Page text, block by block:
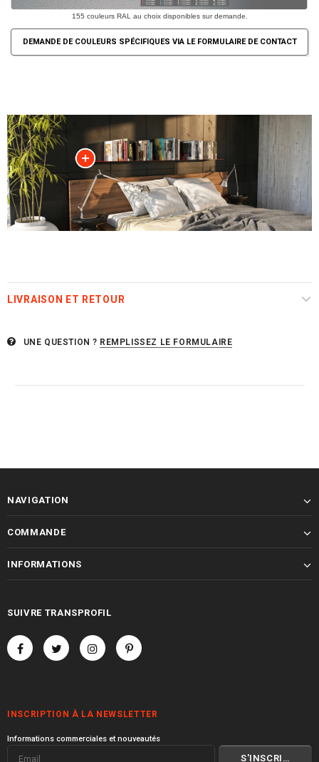
155 couleurs RAL au choix disponibles sur demande.
DEMANDE DE COULEURS SPÉCIFIQUES VIA LE FORMULAIRE DE CONTACT
LIVRAISON ET RETOUR
UNE QUESTION ? REMPLISSEZ LE FORMULAIRE
NAVIGATION
COMMANDE
INFORMATIONS
SUIVRE TRANSPROFIL
INSCRIPTION À LA NEWSLETTER
Informations commerciales et nouveautés